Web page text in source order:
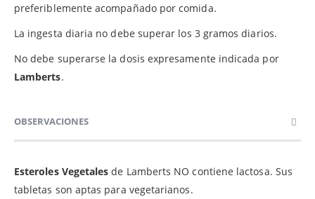
preferiblemente acompañado por comida.
La ingesta diaria no debe superar los 3 gramos diarios.
No debe superarse la dosis expresamente indicada por
Lamberts.
OBSERVACIONES
Esteroles Vegetales de Lamberts NO contiene lactosa. Sus
tabletas son aptas para vegetarianos.